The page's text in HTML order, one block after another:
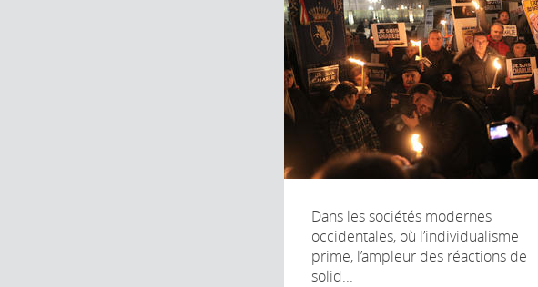
Dans les sociétés modernes
occidentales, où l’individualisme
prime, l’ampleur des réactions de
solid...